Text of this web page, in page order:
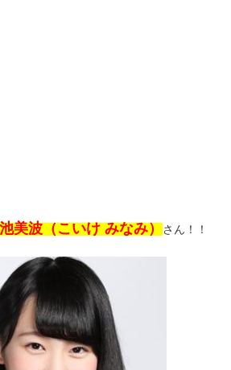
美波（こいけ みなみ） さん！！